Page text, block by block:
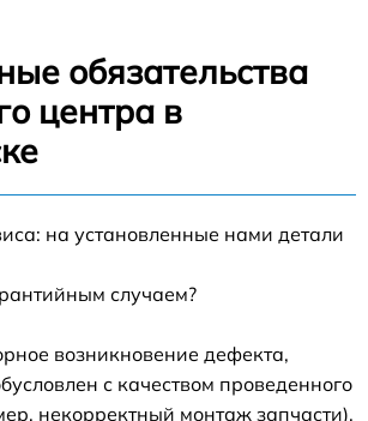
обязательства
центра в
на установленные нами детали
случаем?
возникновение дефекта,
с качеством проведенного
некорректный монтаж запчасти).